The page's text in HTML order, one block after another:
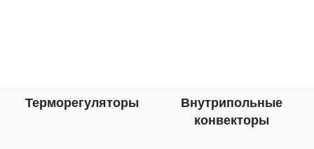
Терморегуляторы
Внутрипольные
конвекторы